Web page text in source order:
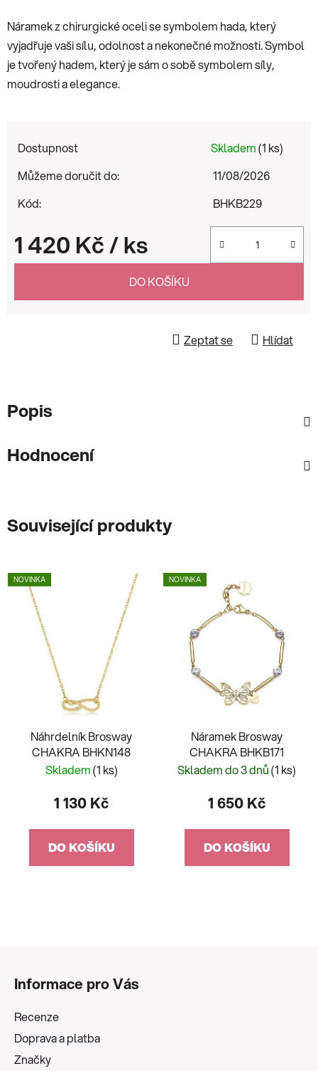
Náramek z chirurgické oceli se symbolem hada, který
vyjadřuje vaši sílu, odolnost a nekonečné možnosti. Symbol
je tvořený hadem, který je sám o sobě symbolem síly,
moudrosti a elegance.
Dostupnost Skladem(1 ks)
Můžeme doručit do:
11/08/2026
Kód:
BHKB229
1 420 Kč/ ks
Měrná cena:
DO KOŠÍKU
Zeptat se Hlídat
Popis
Hodnocení
Související produkty
NOVINKA
Náhrdelník Brosway
CHAKRA BHKN148
Skladem(1 ks)
1 130 Kč
DO KOŠÍKU
NOVINKA
Náramek Brosway
CHAKRA BHKB171
Skladem do 3 dnů(1 ks)
1 650 Kč
DO KOŠÍKU
Informace pro Vás
Recenze
Doprava a platba
Značky